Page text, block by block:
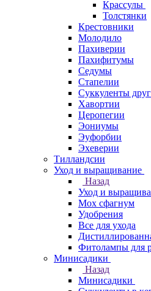
Крассулы
Толстянки
Крестовники
Молодило
Пахиверии
Пахифитумы
Седумы
Стапелии
Суккуленты
Хавортии
Церопегии
Эониумы
Эуфорбии
Эхеверии
Тилландсии
Уход и выращивание
Назад
Уход и
Мох сфагнум
Удобрения
Все для ухода
Фитолампы для
Минисадики
Назад
Минисадики